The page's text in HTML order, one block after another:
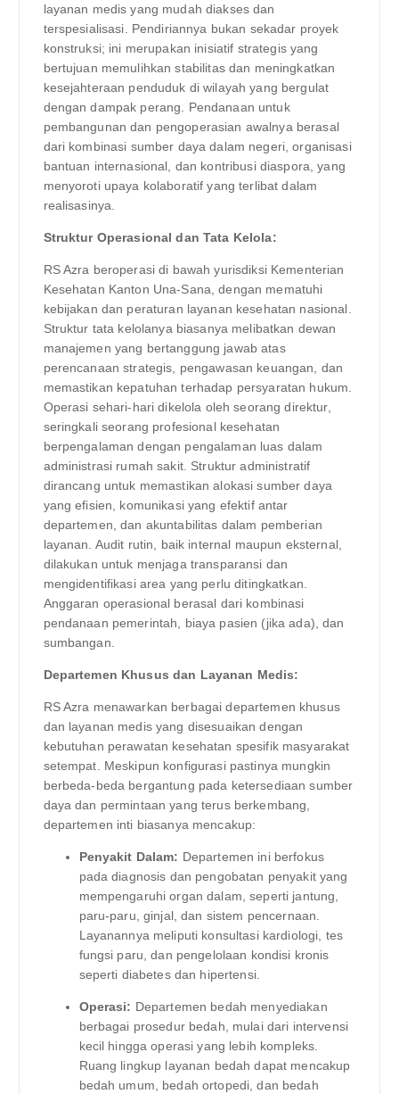
layanan medis yang mudah diakses dan
terspesialisasi. Pendiriannya bukan sekadar proyek
konstruksi; ini merupakan inisiatif strategis yang
bertujuan memulihkan stabilitas dan meningkatkan
kesejahteraan penduduk di wilayah yang bergulat
dengan dampak perang. Pendanaan untuk
pembangunan dan pengoperasian awalnya berasal
dari kombinasi sumber daya dalam negeri, organisasi
bantuan internasional, dan kontribusi diaspora, yang
menyoroti upaya kolaboratif yang terlibat dalam
realisasinya.
Struktur Operasional dan Tata Kelola:
RS Azra beroperasi di bawah yurisdiksi Kementerian
Kesehatan Kanton Una-Sana, dengan mematuhi
kebijakan dan peraturan layanan kesehatan nasional.
Struktur tata kelolanya biasanya melibatkan dewan
manajemen yang bertanggung jawab atas
perencanaan strategis, pengawasan keuangan, dan
memastikan kepatuhan terhadap persyaratan hukum.
Operasi sehari-hari dikelola oleh seorang direktur,
seringkali seorang profesional kesehatan
berpengalaman dengan pengalaman luas dalam
administrasi rumah sakit. Struktur administratif
dirancang untuk memastikan alokasi sumber daya
yang efisien, komunikasi yang efektif antar
departemen, dan akuntabilitas dalam pemberian
layanan. Audit rutin, baik internal maupun eksternal,
dilakukan untuk menjaga transparansi dan
mengidentifikasi area yang perlu ditingkatkan.
Anggaran operasional berasal dari kombinasi
pendanaan pemerintah, biaya pasien (jika ada), dan
sumbangan.
Departemen Khusus dan Layanan Medis:
RS Azra menawarkan berbagai departemen khusus
dan layanan medis yang disesuaikan dengan
kebutuhan perawatan kesehatan spesifik masyarakat
setempat. Meskipun konfigurasi pastinya mungkin
berbeda-beda bergantung pada ketersediaan sumber
daya dan permintaan yang terus berkembang,
departemen inti biasanya mencakup:
Penyakit Dalam: Departemen ini berfokus
pada diagnosis dan pengobatan penyakit yang
mempengaruhi organ dalam, seperti jantung,
paru-paru, ginjal, dan sistem pencernaan.
Layanannya meliputi konsultasi kardiologi, tes
fungsi paru, dan pengelolaan kondisi kronis
seperti diabetes dan hipertensi.
Operasi: Departemen bedah menyediakan
berbagai prosedur bedah, mulai dari intervensi
kecil hingga operasi yang lebih kompleks.
Ruang lingkup layanan bedah dapat mencakup
bedah umum, bedah ortopedi, dan bedah